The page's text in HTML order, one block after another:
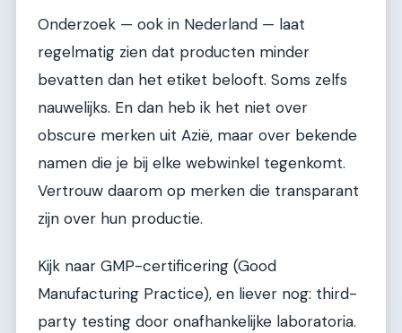
Onderzoek — ook in Nederland — laat
regelmatig zien dat producten minder
bevatten dan het etiket belooft. Soms zelfs
nauwelijks. En dan heb ik het niet over
obscure merken uit Azië, maar over bekende
namen die je bij elke webwinkel tegenkomt.
Vertrouw daarom op merken die transparant
zijn over hun productie.
Kijk naar GMP-certificering (Good
Manufacturing Practice), en liever nog: third-
party testing door onafhankelijke laboratoria.